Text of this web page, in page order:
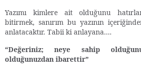
Yazımı kimlere ait olduğunu
bitirmek, sanırım bu yazının
anlatacaktır. Tabii ki anlayana….
“Değeriniz; neye sahip
olduğunuzdan ibarettir”